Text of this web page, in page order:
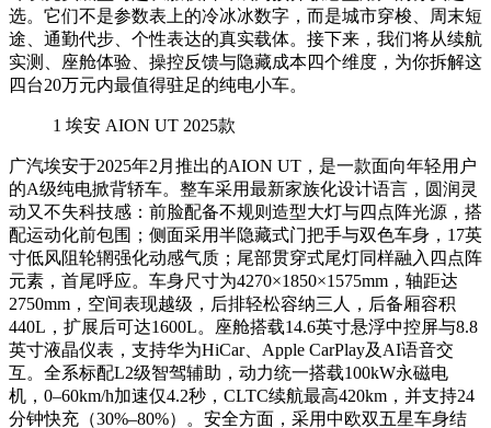
选。它们不是参数表上的冷冰冰数字，而是城市穿梭、周末短
途、通勤代步、个性表达的真实载体。接下来，我们将从续航
实测、座舱体验、操控反馈与隐藏成本四个维度，为你拆解这
四台20万元内最值得驻足的纯电小车。
1 埃安 AION UT 2025款
广汽埃安于2025年2月推出的AION UT，是一款面向年轻用户
的A级纯电掀背轿车。整车采用最新家族化设计语言，圆润灵
动又不失科技感：前脸配备不规则造型大灯与四点阵光源，搭
配运动化前包围；侧面采用半隐藏式门把手与双色车身，17英
寸低风阻轮辋强化动感气质；尾部贯穿式尾灯同样融入四点阵
元素，首尾呼应。车身尺寸为4270×1850×1575mm，轴距达
2750mm，空间表现越级，后排轻松容纳三人，后备厢容积
440L，扩展后可达1600L。座舱搭载14.6英寸悬浮中控屏与8.8
英寸液晶仪表，支持华为HiCar、Apple CarPlay及AI语音交
互。全系标配L2级智驾辅助，动力统一搭载100kW永磁电
机，0–60km/h加速仅4.2秒，CLTC续航最高420km，并支持24
分钟快充（30%–80%）。安全方面，采用中欧双五星车身结